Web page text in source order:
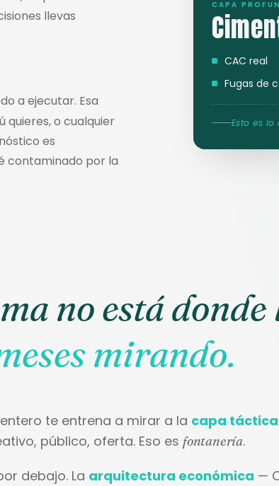
llevas
a ejecutar. Esa
o cualquier
es
contaminado por la
CAPA
CAC real
Fugas de
Esto es
no está
mirando.
te entrena a mirar a la capa táctica
público, oferta. Eso es fontanería.
debajo. La arquitectura económica —